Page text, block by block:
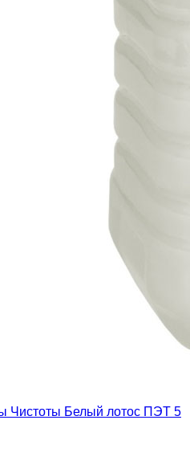
Чистоты Белый лотос ПЭТ 5